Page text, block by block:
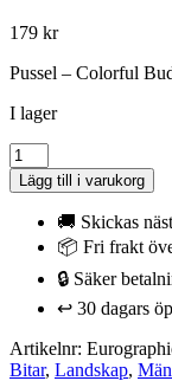
179 kr
Pussel – Colorful
I lager
Pussel
-
Colorful
Buddha
mängd
Lägg till i varukorg
🚚 Skickas
📦 Fri frakt
🔒 Säker
↩️ 30 dagars
Artikelnr:
Bitar, Landskap,